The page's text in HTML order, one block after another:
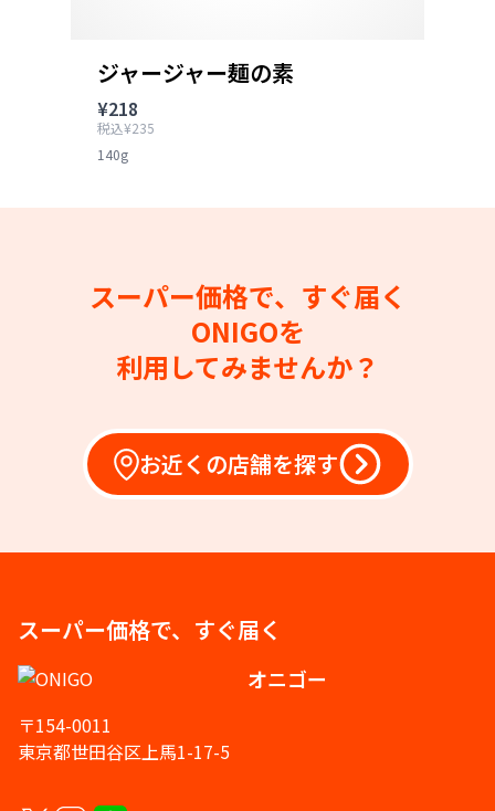
ジャージャー麺の素
¥218
税込¥235
140g
スーパー価格で、すぐ届く
ONIGOを
利用してみませんか？
お近くの店舗を探す
スーパー価格で、すぐ届く
オニゴー
〒154-0011
東京都世田谷区上馬1-17-5